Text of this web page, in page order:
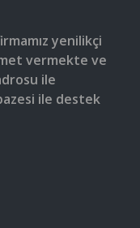
yenilikçi
vermekte ve
ile
ile destek